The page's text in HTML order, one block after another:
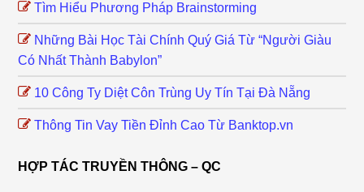
Tìm Hiểu Phương Pháp Brainstorming
Những Bài Học Tài Chính Quý Giá Từ “Người Giàu
Có Nhất Thành Babylon”
10 Công Ty Diệt Côn Trùng Uy Tín Tại Đà Nẵng
Thông Tin Vay Tiền Đỉnh Cao Từ Banktop.vn
HỢP TÁC TRUYỀN THÔNG – QC